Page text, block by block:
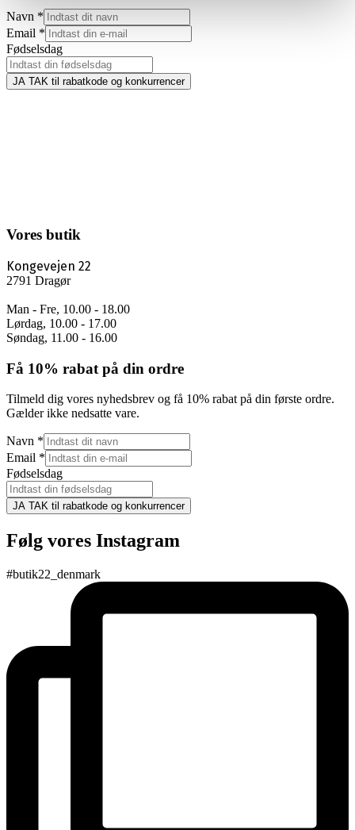
Navn *
Email *
Fødselsdag
JA TAK til rabatkode og konkurrencer
Vores butik
Kongevejen 22
2791 Dragør
Man - Fre, 10.00 - 18.00
Lørdag, 10.00 - 17.00
Søndag, 11.00 - 16.00
Få 10% rabat på din ordre
Tilmeld dig vores nyhedsbrev og få 10% rabat på din første ordre.
Gælder ikke nedsatte vare.
Navn *
Email *
Fødselsdag
JA TAK til rabatkode og konkurrencer
Følg vores Instagram
#butik22_denmark